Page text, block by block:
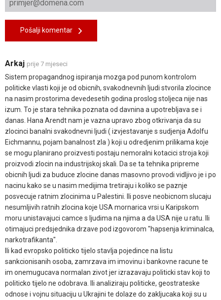
Pošalji komentar
Arkaj prije 7 mjeseci
Sistem propagandnog ispiranja mozga pod punom kontrolom
politicke vlasti koji je od obicnih, svakodnevnih ljudi stvorila zlocince
na nasim prostorima devedesetih godina proslog stoljeca nije nas
izum. To je stara tehnika poznata od davnina a upotrebljava se i
danas. Hana Arendt nam je vazna upravo zbog otkrivanja da su
zlocinci banalni svakodnevni ljudi ( izvjestavanje s sudjenja Adolfu
Eichmannu, pojam banalnost zla ) koji u odredjenim prilikama koje
se mogu planirano proizvesti postaju nemoralni kotacici stroja koji
proizvodi zlocin na industrijskoj skali. Da se ta tehnika pripreme
obicnih ljudi za buduce zlocine danas masovno provodi vidljivo je i po
nacinu kako se u nasim medijima tretiraju i koliko se paznje
posvecuje ratnim zlocinima u Palestini. Ili posve neobicnom slucaju
nesumljivih ratnih zlocina koje USA mornarica vrsi u Karipskom
moru unistavajuci camce s ljudima na njima a da USA nije u ratu. Ili
otimajuci predsjednika drzave pod izgovorom "hapsenja kriminalca,
narkotrafikanta".
Ili kad evropsko politicko tijelo stavlja pojedince na listu
sankcionisanih osoba, zamrzava im imovinu i bankovne racune te
im onemugucava normalan zivot jer izrazavaju politicki stav koji to
politicko tijelo ne odobrava. Ili analiziraju politicke, geostrateske
odnose i vojnu situaciju u Ukrajini te dolaze do zakljucaka koji su u